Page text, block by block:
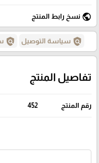
public نسخ رابط المنتج
policy سياسة التوصيل policy
تفاصيل المنتج
رقم المنتج 452